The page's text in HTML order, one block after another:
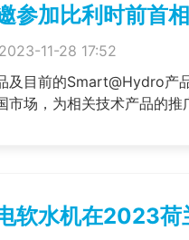
参加比利时前首
11-28 17:52
及目前的Smart@Hydro产
市场，为相关技术产品的
软水机在2023荷